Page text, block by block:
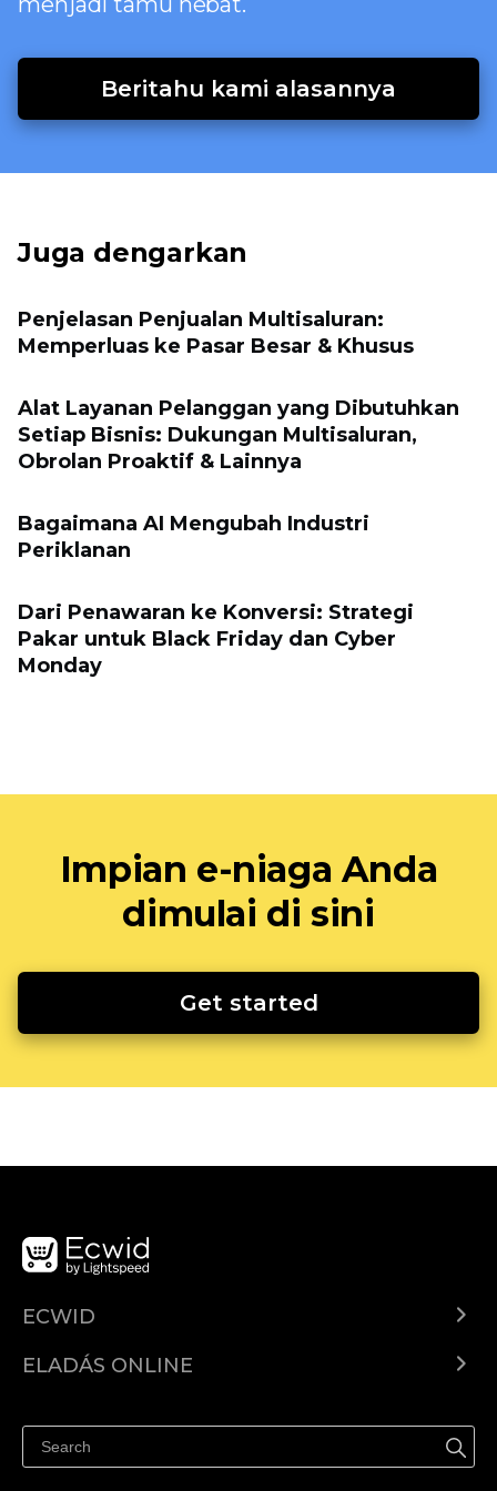
Beritahu kami alasannya
Juga dengarkan
Penjelasan Penjualan Multisaluran:
Memperluas ke Pasar Besar & Khusus
Alat Layanan Pelanggan yang Dibutuhkan
Setiap Bisnis: Dukungan Multisaluran,
Obrolan Proaktif & Lainnya
Bagaimana AI Mengubah Industri
Periklanan
Dari Penawaran ke Konversi: Strategi
Pakar untuk Black Friday dan Cyber ​​
Monday
Impian e-niaga Anda
dimulai di sini
Get started
ECWID
Árkalkuláció
ELADÁS ONLINE
Eladás a Facebookon
Eladás Instagramon